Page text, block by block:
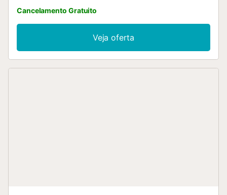
Cancelamento Gratuito
Veja oferta